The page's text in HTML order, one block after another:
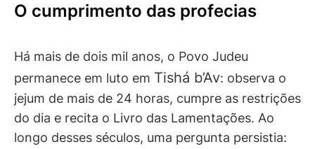
O cumprimento das profecias
Há mais de dois mil anos, o Povo Judeu
permanece em luto em Tishá b’Av: observa o
jejum de mais de 24 horas, cumpre as restrições
do dia e recita o Livro das Lamentações. Ao
longo desses séculos, uma pergunta persistia: